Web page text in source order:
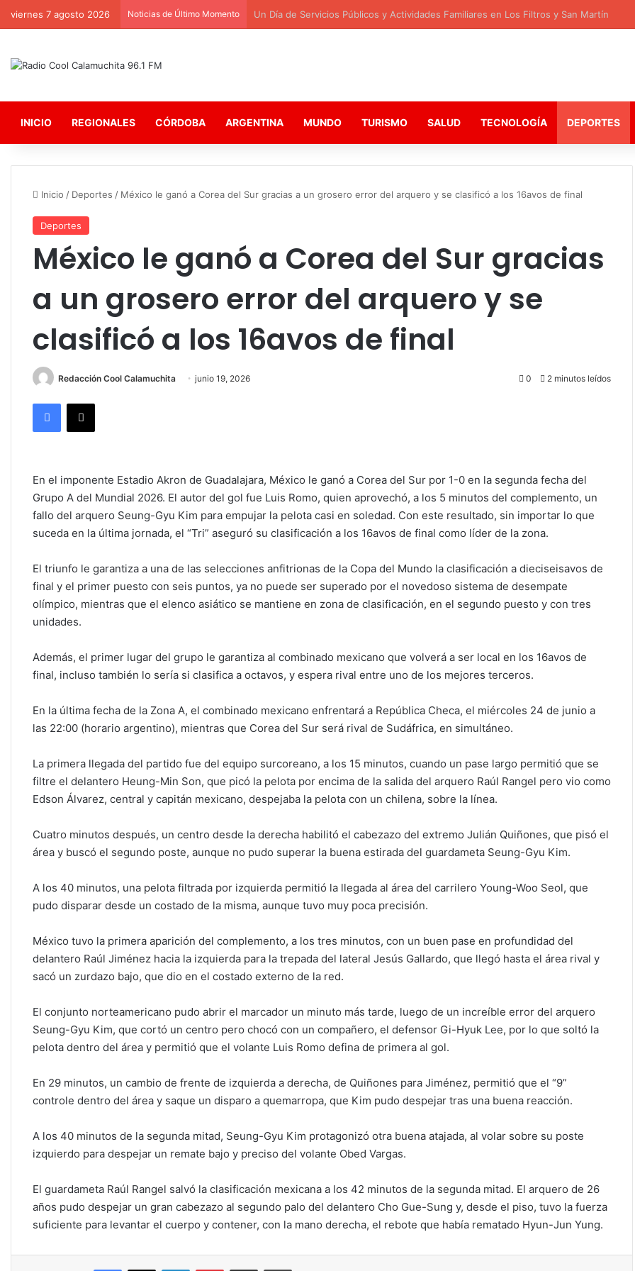
viernes 7 agosto 2026 Noticias de Último Momento Un Día de Servicios Públicos y Actividades Familiares en Los Filtros y San Martín
INICIO REGIONALES CÓRDOBA ARGENTINA MUNDO TURISMO SALUD TECNOLOGÍA DEPORTES
Inicio / Deportes / México le ganó a Corea del Sur gracias a un grosero error del arquero y se clasificó a los 16avos de final
Deportes
México le ganó a Corea del Sur gracias
a un grosero error del arquero y se
clasificó a los 16avos de final
Redacción Cool Calamuchita junio 19, 2026 0 2 minutos leídos
Facebook
X
En el imponente Estadio Akron de Guadalajara, México le ganó a Corea del Sur por 1-0 en la segunda fecha del
Grupo A del Mundial 2026. El autor del gol fue Luis Romo, quien aprovechó, a los 5 minutos del complemento, un
fallo del arquero Seung-Gyu Kim para empujar la pelota casi en soledad. Con este resultado, sin importar lo que
suceda en la última jornada, el “Tri” aseguró su clasificación a los 16avos de final como líder de la zona.
El triunfo le garantiza a una de las selecciones anfitrionas de la Copa del Mundo la clasificación a dieciseisavos de
final y el primer puesto con seis puntos, ya no puede ser superado por el novedoso sistema de desempate
olímpico, mientras que el elenco asiático se mantiene en zona de clasificación, en el segundo puesto y con tres
unidades.
Además, el primer lugar del grupo le garantiza al combinado mexicano que volverá a ser local en los 16avos de
final, incluso también lo sería si clasifica a octavos, y espera rival entre uno de los mejores terceros.
En la última fecha de la Zona A, el combinado mexicano enfrentará a República Checa, el miércoles 24 de junio a
las 22:00 (horario argentino), mientras que Corea del Sur será rival de Sudáfrica, en simultáneo.
La primera llegada del partido fue del equipo surcoreano, a los 15 minutos, cuando un pase largo permitió que se
filtre el delantero Heung-Min Son, que picó la pelota por encima de la salida del arquero Raúl Rangel pero vio como
Edson Álvarez, central y capitán mexicano, despejaba la pelota con un chilena, sobre la línea.
Cuatro minutos después, un centro desde la derecha habilitó el cabezazo del extremo Julián Quiñones, que pisó el
área y buscó el segundo poste, aunque no pudo superar la buena estirada del guardameta Seung-Gyu Kim.
A los 40 minutos, una pelota filtrada por izquierda permitió la llegada al área del carrilero Young-Woo Seol, que
pudo disparar desde un costado de la misma, aunque tuvo muy poca precisión.
México tuvo la primera aparición del complemento, a los tres minutos, con un buen pase en profundidad del
delantero Raúl Jiménez hacia la izquierda para la trepada del lateral Jesús Gallardo, que llegó hasta el área rival y
sacó un zurdazo bajo, que dio en el costado externo de la red.
El conjunto norteamericano pudo abrir el marcador un minuto más tarde, luego de un increíble error del arquero
Seung-Gyu Kim, que cortó un centro pero chocó con un compañero, el defensor Gi-Hyuk Lee, por lo que soltó la
pelota dentro del área y permitió que el volante Luis Romo defina de primera al gol.
En 29 minutos, un cambio de frente de izquierda a derecha, de Quiñones para Jiménez, permitió que el “9”
controle dentro del área y saque un disparo a quemarropa, que Kim pudo despejar tras una buena reacción.
A los 40 minutos de la segunda mitad, Seung-Gyu Kim protagonizó otra buena atajada, al volar sobre su poste
izquierdo para despejar un remate bajo y preciso del volante Obed Vargas.
El guardameta Raúl Rangel salvó la clasificación mexicana a los 42 minutos de la segunda mitad. El arquero de 26
años pudo despejar un gran cabezazo al segundo palo del delantero Cho Gue-Sung y, desde el piso, tuvo la fuerza
suficiente para levantar el cuerpo y contener, con la mano derecha, el rebote que había rematado Hyun-Jun Yung.